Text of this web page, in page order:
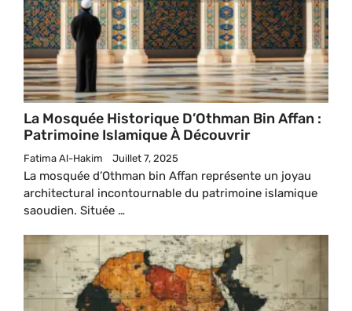
La Mosquée Historique D’Othman Bin Affan :
Patrimoine Islamique À Découvrir
Fatima Al-Hakim Juillet 7, 2025
La mosquée d’Othman bin Affan représente un joyau
architectural incontournable du patrimoine islamique
saoudien. Située …